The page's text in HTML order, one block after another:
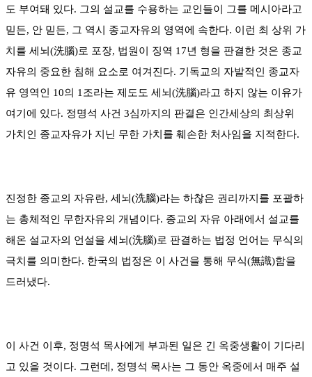
도 부여돼 있다. 그의 설교를 수용하는 교인들이 그를 메시아라고
믿든, 안 믿든, 그 역시 종교자유의 영역에 속한다. 이런 최 상위 가
치를 세뇌(洗腦)로 포장, 법원이 징역 17년 형을 판결한 것은 종교
자유의 중요한 침해 요소로 여겨진다. 기독교의 자발적인 종교자
유 영역인 10의 1조라는 제도도 세뇌(洗腦)라고 하지 않는 이유가
여기에 있다. 정명석 사건 3심까지의 판결은 인간세상의 최상위
가치인 종교자유가 지닌 무한 가치를 훼손한 처사임을 지적한다.
진정한 종교의 자유란, 세뇌(洗腦)라는 하찮은 권리까지를 포괄하
는 총체적인 무한자유의 개념이다. 종교의 자유 아래에서 설교를
해온 설교자의 언설을 세뇌(洗腦)로 판결하는 법정 언어는 무식의
극치를 의미한다. 한국의 법정은 이 사건을 통해 무식(無識)함을
드러냈다.
이 사건 이후, 정명석 목사에게 부과된 일은 긴 옥중생활이 기다리
고 있을 것이다. 그런데, 정명석 목사는 그 동안 옥중에서 매주 설